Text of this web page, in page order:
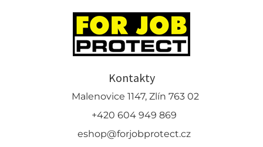
Kontakty
Malenovice 1147, Zlín 763 02
+420 604 949 869
eshop@forjobprotect.cz